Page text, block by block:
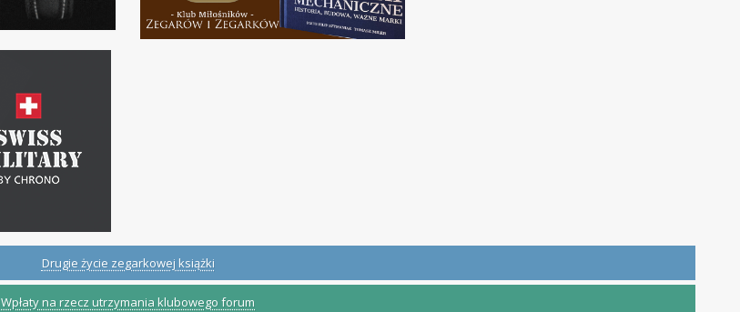
Drugie życie zegarkowej książki
Wpłaty na rzecz utrzymania klubowego forum